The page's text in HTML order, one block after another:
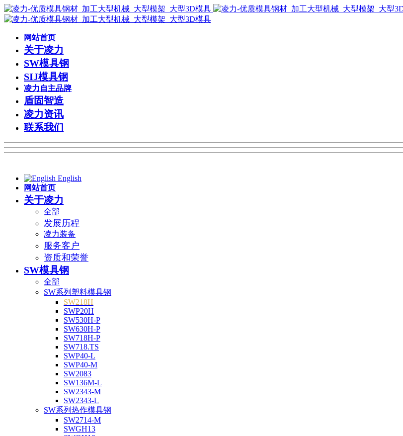
网站首页
关于凌力
SW模具钢
SIJ模具钢
凌力自主品牌
盾固智造
凌力资讯
联系我们
English
网站首页
关于凌力
全部
发展历程
凌力装备
服务客户
资质和荣誉
SW模具钢
全部
SW系列塑料模具钢
SW218H
SWP20H
SW530H-P
SW630H-P
SW718H-P
SW718.TS
SWP40-L
SWP40-M
SW2083
SW136M-L
SW2343-M
SW2343-L
SW系列热作模具钢
SW2714-M
SWGH13